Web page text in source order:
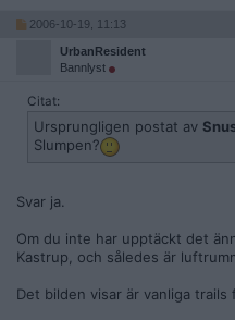
2006-10-19, 11:13
UrbanResident
Bannlyst
Citat:
Ursprungligen postat av
Slumpen?
Svar ja.
Om du inte har upptäckt det
Kastrup, och således är
Det bilden visar är vanliga trails